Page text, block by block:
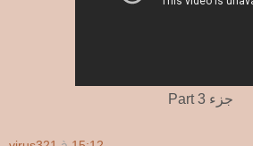
Part 3 جزء